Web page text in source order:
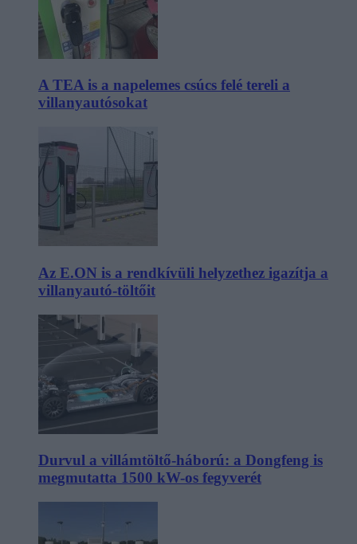
A TEA is a napelemes csúcs felé tereli a
villanyautósokat
Az E.ON is a rendkívüli helyzethez igazítja a
villanyautó-töltőit
Durvul a villámtöltő-háború: a Dongfeng is
megmutatta 1500 kW-os fegyverét